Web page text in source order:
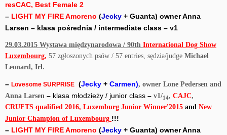
resCAC, Best Female 2
– LIGHT MY FIRE Amoreno (Jecky + Guanta) owner Anna
Larsen – klasa pośrednia / intermediate class – v1
29.03.2015 Wystawa międzynarodowa / 90th International Dog Show
Luxembourg, 57 zgłoszonych psów / 57 entries, sędzia/judge Michael
Leonard, Irl.
– Lovesome SURPRISE (Jecky + Carmen), owner Lone Pedersen and
Anna Larsen – klasa młodzieży / junior class – v1/14, CAJC,
CRUFTS qualified 2016, Luxemburg Junior Winner'2015 and New
Junior Champion of Luxembourg !!!
– LIGHT MY FIRE Amoreno (Jecky + Guanta) owner Anna